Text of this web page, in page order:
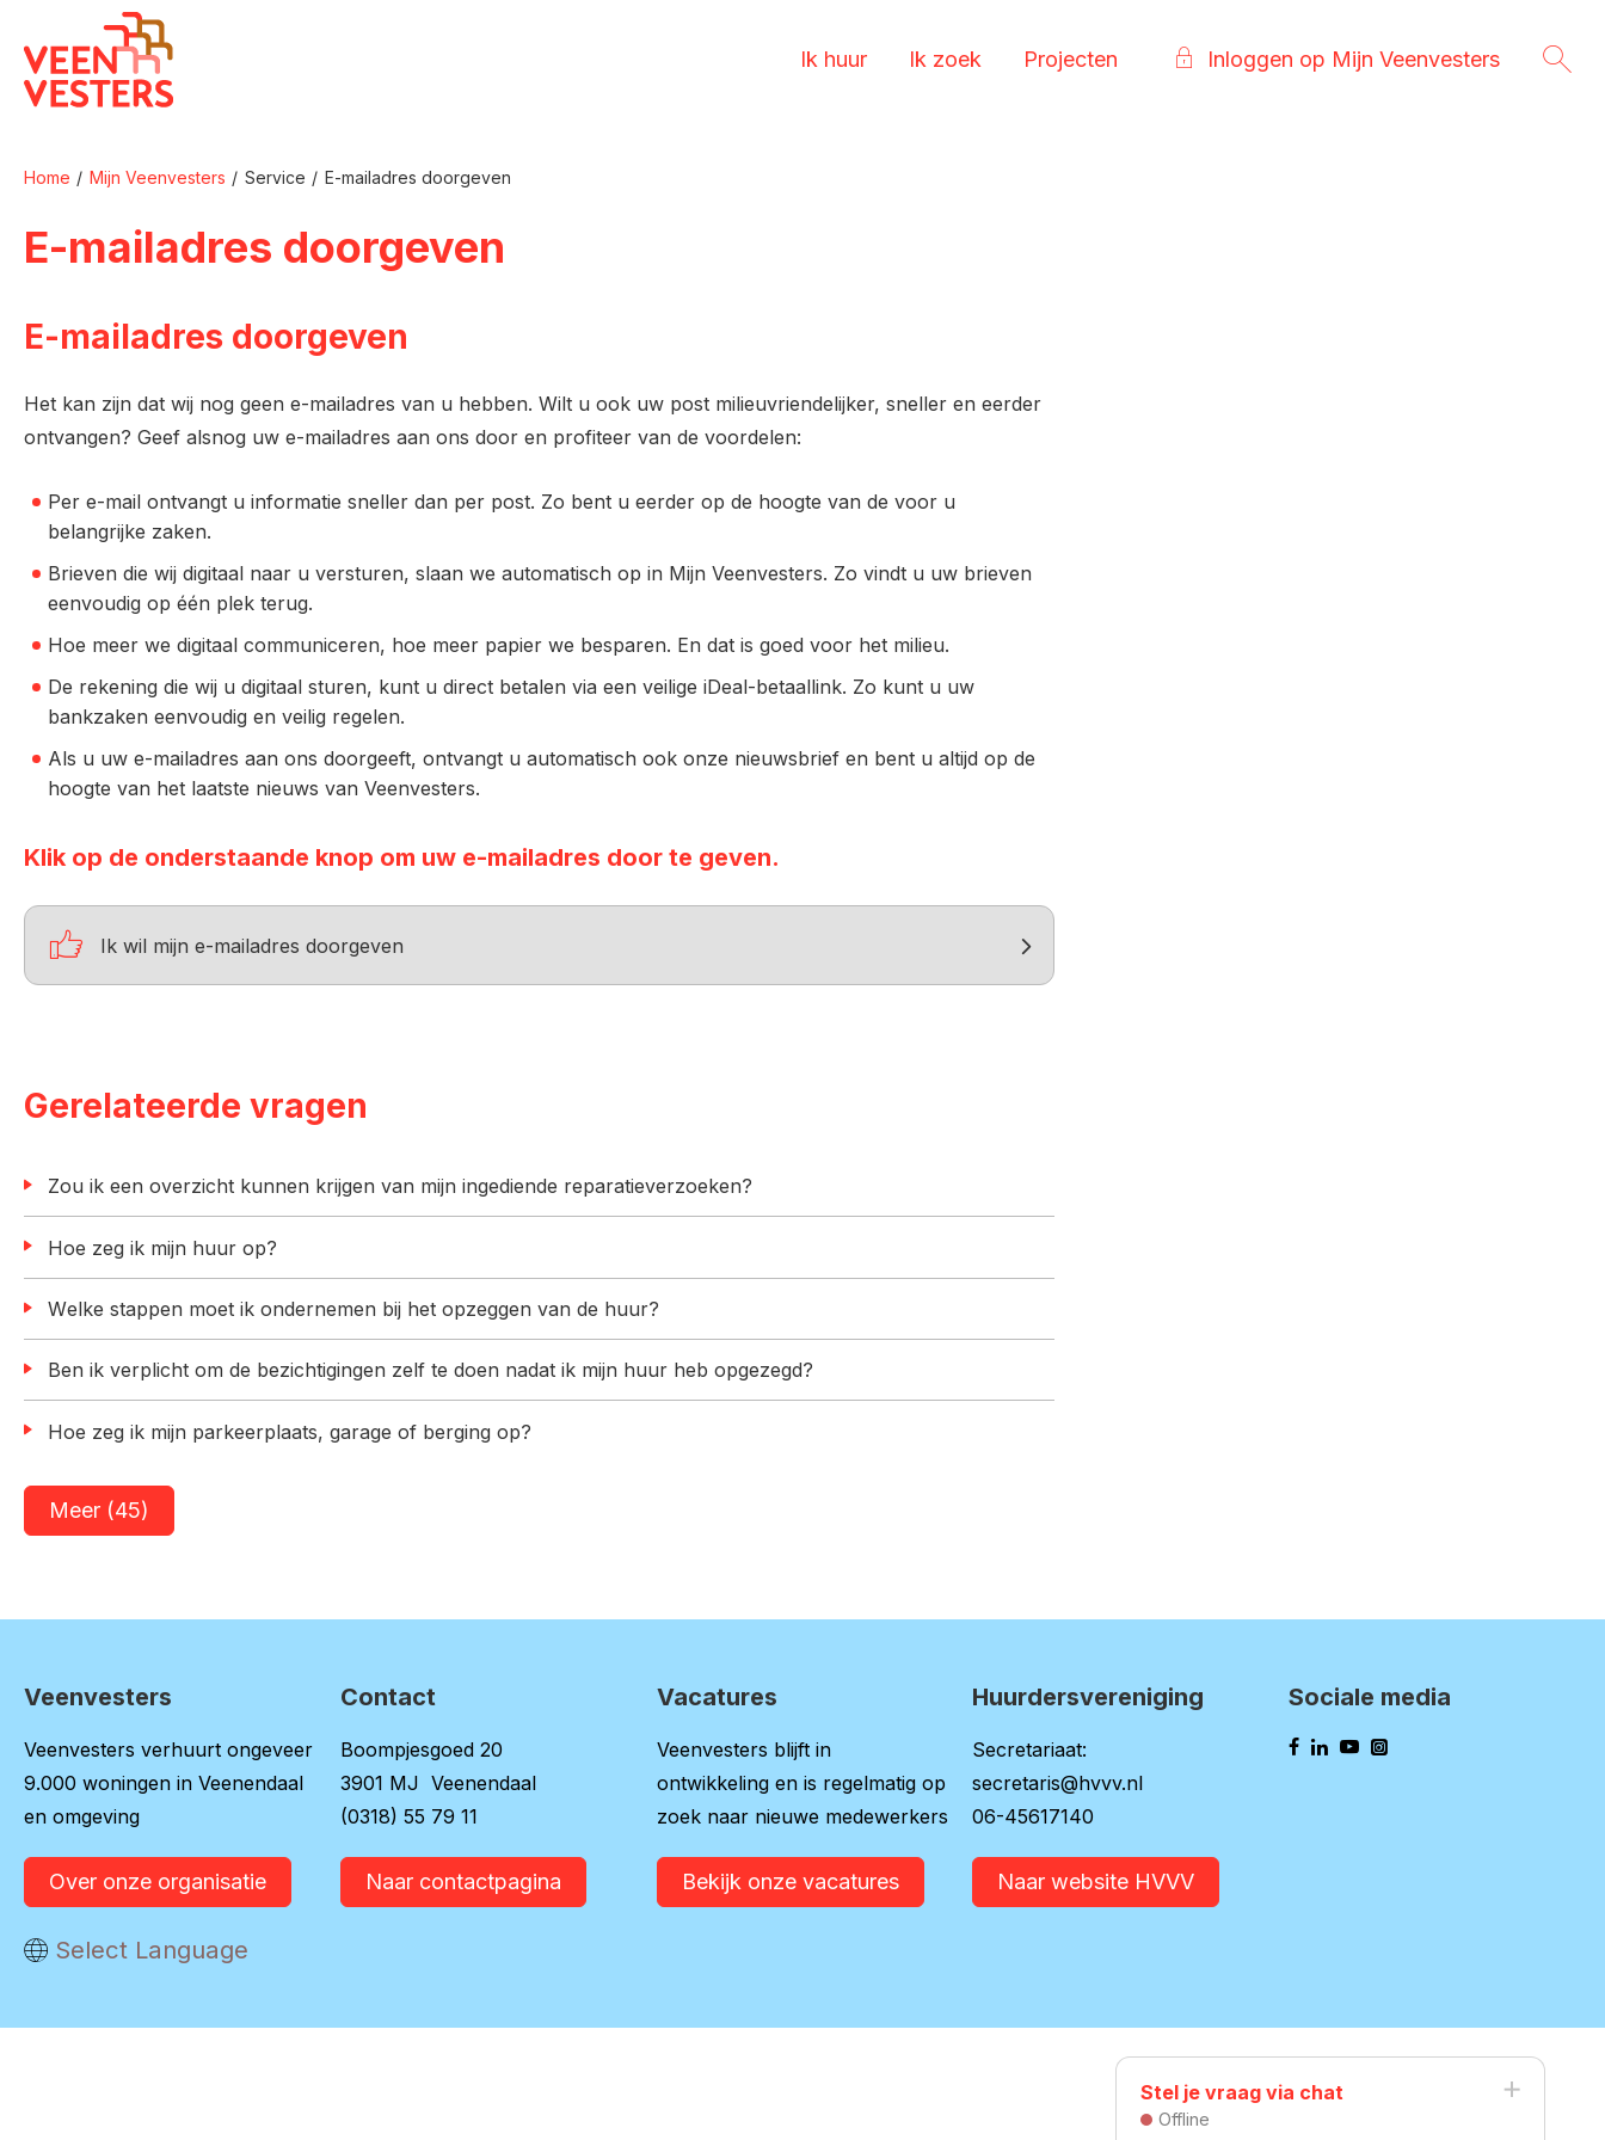
Naar hoofdinhoud
Naar hoofdnavigatiemenu
Naar zoeken
Naar de homepage
Ik huur Ik zoek Projecten Inloggen op Mijn Veenvesters
Home Mijn Veenvesters Service E-mailadres doorgeven
E-mailadres doorgeven
E-mailadres doorgeven
Het kan zijn dat wij nog geen e-mailadres van u hebben. Wilt u ook uw post milieuvriendelijker, sneller en eerder
ontvangen? Geef alsnog uw e-mailadres aan ons door en profiteer van de voordelen:
Per e-mail ontvangt u informatie sneller dan per post. Zo bent u eerder op de hoogte van de voor u
belangrijke zaken.
Brieven die wij digitaal naar u versturen, slaan we automatisch op in Mijn Veenvesters. Zo vindt u uw brieven
eenvoudig op één plek terug.
Hoe meer we digitaal communiceren, hoe meer papier we besparen. En dat is goed voor het milieu.
De rekening die wij u digitaal sturen, kunt u direct betalen via een veilige iDeal-betaallink. Zo kunt u uw
bankzaken eenvoudig en veilig regelen.
Als u uw e-mailadres aan ons doorgeeft, ontvangt u automatisch ook onze nieuwsbrief en bent u altijd op de
hoogte van het laatste nieuws van Veenvesters.
Klik op de onderstaande knop om uw e-mailadres door te geven.
 Ik wil mijn e-mailadres doorgeven
Gerelateerde vragen
Zou ik een overzicht kunnen krijgen van mijn ingediende reparatieverzoeken?
Hoe zeg ik mijn huur op?
Welke stappen moet ik ondernemen bij het opzeggen van de huur?
Ben ik verplicht om de bezichtigingen zelf te doen nadat ik mijn huur heb opgezegd?
Hoe zeg ik mijn parkeerplaats, garage of berging op?
Meer (45)
Contactinformatie
Veenvesters
Veenvesters verhuurt ongeveer
9.000 woningen in Veenendaal
en omgeving
Over onze organisatie
Contact
Boompjesgoed 20
3901 MJ Veenendaal
(0318) 55 79 11
Naar contactpagina
Vacatures
Veenvesters blijft in
ontwikkeling en is regelmatig op
zoek naar nieuwe medewerkers
Bekijk onze vacatures
Huurdersvereniging
Secretariaat:
secretaris@hvvv.nl
06-45617140
Naar website HVVV
Sociale media
Vertaal deze pagina
Select Language
Stel je vraag via chat
Offline